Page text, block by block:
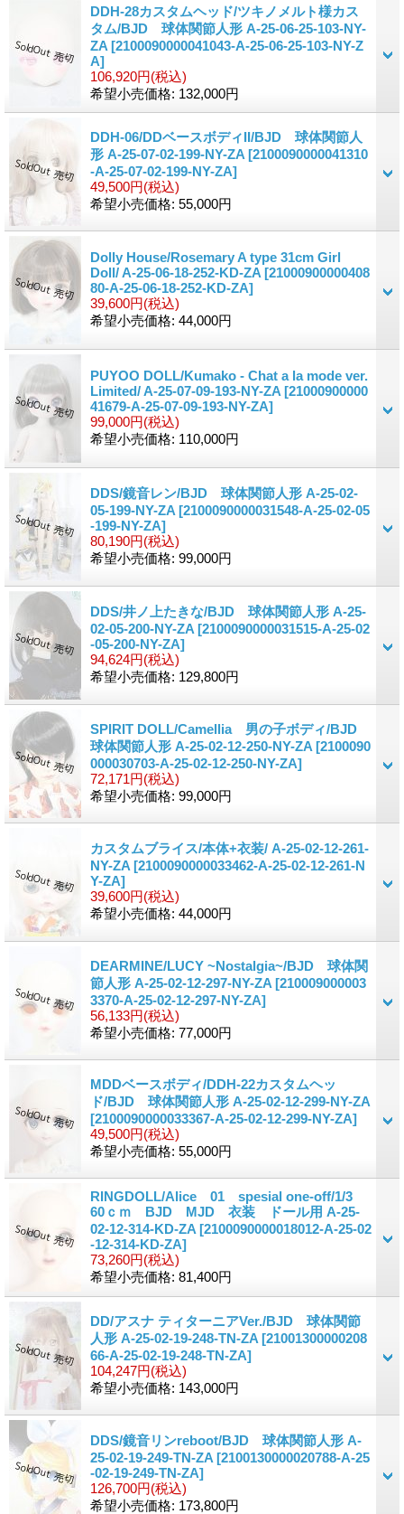
DDH-28カスタムヘッド/ツキノメルト様カス
タム/BJD 球体関節人形 A-25-06-25-103-NY-
ZA [2100090000041043-A-25-06-25-103-NY-Z
A]
106,920円(税込)
希望小売価格: 132,000円
DDH-06/DDベースボディII/BJD 球体関節人
形 A-25-07-02-199-NY-ZA [2100090000041310
-A-25-07-02-199-NY-ZA]
49,500円(税込)
希望小売価格: 55,000円
Dolly House/Rosemary A type 31cm Girl
Doll/ A-25-06-18-252-KD-ZA [21000900000408
80-A-25-06-18-252-KD-ZA]
39,600円(税込)
希望小売価格: 44,000円
PUYOO DOLL/Kumako - Chat a la mode ver.
Limited/ A-25-07-09-193-NY-ZA [21000900000
41679-A-25-07-09-193-NY-ZA]
99,000円(税込)
希望小売価格: 110,000円
DDS/鏡音レン/BJD 球体関節人形 A-25-02-
05-199-NY-ZA [2100090000031548-A-25-02-05
-199-NY-ZA]
80,190円(税込)
希望小売価格: 99,000円
DDS/井ノ上たきな/BJD 球体関節人形 A-25-
02-05-200-NY-ZA [2100090000031515-A-25-02
-05-200-NY-ZA]
94,624円(税込)
希望小売価格: 129,800円
SPIRIT DOLL/Camellia 男の子ボディ/BJD
球体関節人形 A-25-02-12-250-NY-ZA [2100090
000030703-A-25-02-12-250-NY-ZA]
72,171円(税込)
希望小売価格: 99,000円
カスタムブライス/本体+衣装/ A-25-02-12-261-
NY-ZA [2100090000033462-A-25-02-12-261-N
Y-ZA]
39,600円(税込)
希望小売価格: 44,000円
DEARMINE/LUCY ~Nostalgia~/BJD 球体関
節人形 A-25-02-12-297-NY-ZA [210009000003
3370-A-25-02-12-297-NY-ZA]
56,133円(税込)
希望小売価格: 77,000円
MDDベースボディ/DDH-22カスタムヘッ
ド/BJD 球体関節人形 A-25-02-12-299-NY-ZA
[2100090000033367-A-25-02-12-299-NY-ZA]
49,500円(税込)
希望小売価格: 55,000円
RINGDOLL/Alice 01 spesial one-off/1/3
60ｃｍ BJD MJD 衣装 ドール用 A-25-
02-12-314-KD-ZA [2100090000018012-A-25-02
-12-314-KD-ZA]
73,260円(税込)
希望小売価格: 81,400円
DD/アスナ ティターニアVer./BJD 球体関節
人形 A-25-02-19-248-TN-ZA [21001300000208
66-A-25-02-19-248-TN-ZA]
104,247円(税込)
希望小売価格: 143,000円
DDS/鏡音リンreboot/BJD 球体関節人形 A-
25-02-19-249-TN-ZA [2100130000020788-A-25
-02-19-249-TN-ZA]
126,700円(税込)
希望小売価格: 173,800円